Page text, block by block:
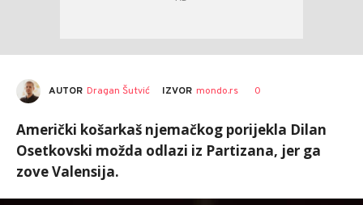
AUTOR Dragan Šutvić IZVOR mondo.rs 0
Američki košarkaš njemačkog porijekla Dilan
Osetkovski možda odlazi iz Partizana, jer ga
zove Valensija.